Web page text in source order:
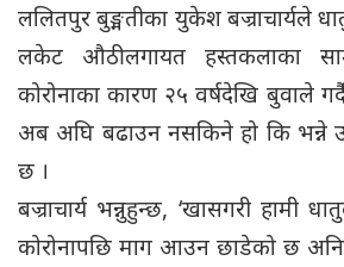
ललितपुर बुङ्मतीका युकेश बज्राचार्यले
लकेट औठीलगायत हस्तकलाका
कोरोनाका कारण २५ वर्षदेखि बुवाले
अब अघि बढाउन नसकिने हो कि भन्ने
छ ।
बज्राचार्य भन्नुहुन्छ, ‘खासगरी हामी
कोरोनापछि माग आउन छाडेको छ